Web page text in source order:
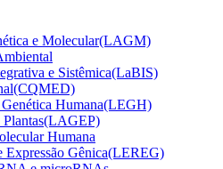
e Molecular(LAGM)
e Sistêmica(LaBIS)
Humana(LEGH)
Plantas(LAGEP)
Humana
Expressão Gênica(LEREG)